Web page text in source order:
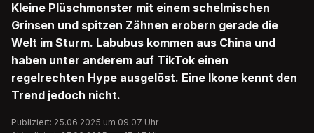
Kleine Plüschmonster mit einem schelmischen
Grinsen und spitzen Zähnen erobern gerade die
Welt im Sturm. Labubus kommen aus China und
haben unter anderem auf TikTok einen
regelrechten Hype ausgelöst. Eine Ikone kennt den
Trend jedoch nicht.
Publiziert: 25.06.2025 um 09:07 Uhr